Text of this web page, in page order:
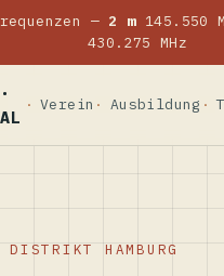
— 2 m145.550
430.275 MHz
Verein Ausbildung
DISTRIKT HAMBURG